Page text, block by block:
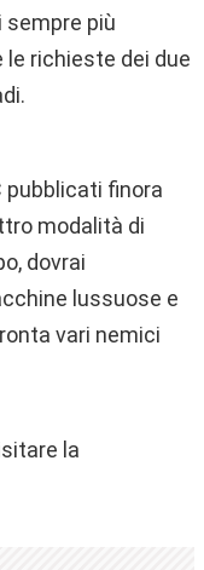
più
richieste dei due
pubblicati finora
modalità di
dovrai
lussuose e
vari nemici
la